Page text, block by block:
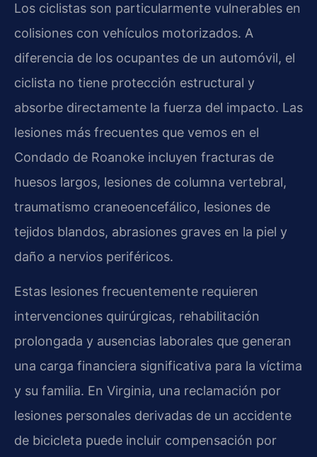
Los ciclistas son particularmente vulnerables en
colisiones con vehículos motorizados. A
diferencia de los ocupantes de un automóvil, el
ciclista no tiene protección estructural y
absorbe directamente la fuerza del impacto. Las
lesiones más frecuentes que vemos en el
Condado de Roanoke incluyen fracturas de
huesos largos, lesiones de columna vertebral,
traumatismo craneoencefálico, lesiones de
tejidos blandos, abrasiones graves en la piel y
daño a nervios periféricos.
Estas lesiones frecuentemente requieren
intervenciones quirúrgicas, rehabilitación
prolongada y ausencias laborales que generan
una carga financiera significativa para la víctima
y su familia. En Virginia, una reclamación por
lesiones personales derivadas de un accidente
de bicicleta puede incluir compensación por